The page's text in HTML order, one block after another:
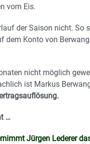
vom Eis.
der Saison nicht. So
dem Konto von
nicht möglich
ist Markus
…
Jürgen Lederer